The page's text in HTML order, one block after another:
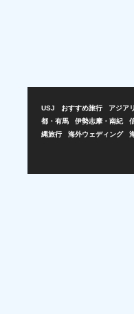
USJ おすすめ旅行 アジア
都・有馬
伊勢志摩・南紀
縄旅行
海外ウェディング